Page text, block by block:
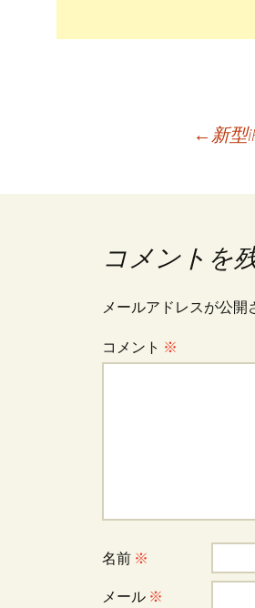
稿
← 新型
コメントを
メールアドレスが公開
コメント ※
名前 ※
メール ※